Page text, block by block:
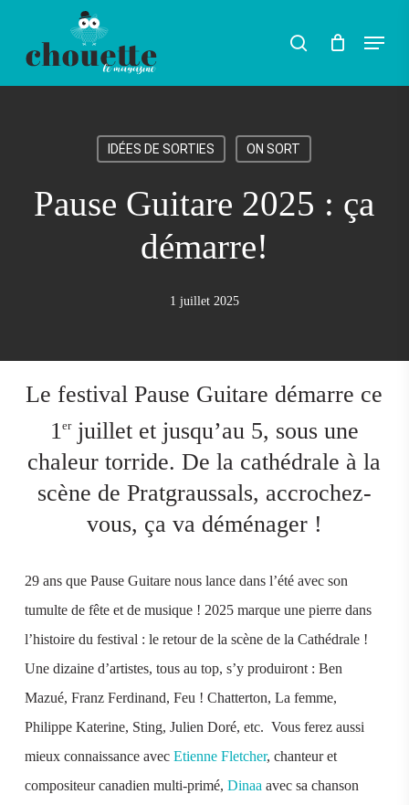
Rechercher
search Menu
IDÉES DE SORTIES ON SORT
Pause Guitare 2025 : ça
démarre!
1 juillet 2025
Le festival Pause Guitare démarre ce
1 erjuillet et jusqu’au 5, sous une
chaleur torride. De la cathédrale à la
scène de Pratgraussals, accrochez-
vous, ça va déménager !
29 ans que Pause Guitare nous lance dans l’été avec son
tumulte de fête et de musique ! 2025 marque une pierre dans
l’histoire du festival : le retour de la scène de la Cathédrale !
Une dizaine d’artistes, tous au top, s’y produiront : Ben
Mazué, Franz Ferdinand, Feu ! Chatterton, La femme,
Philippe Katerine, Sting, Julien Doré, etc. Vous ferez aussi
mieux connaissance avecEtienne Fletcher, chanteur et
compositeur canadien multi-primé, Dinaa avec sa chanson